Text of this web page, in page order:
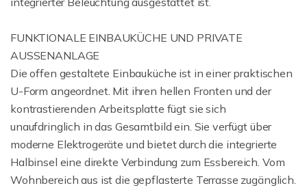
FUNKTIONALE EINBAUKÜCHE UND PRIVATE
AUSSENANLAGE
Die offen gestaltete Einbauküche ist in einer praktischen
U-Form angeordnet. Mit ihren hellen Fronten und der
kontrastierenden Arbeitsplatte fügt sie sich
unaufdringlich in das Gesamtbild ein. Sie verfügt über
moderne Elektrogeräte und bietet durch die integrierte
Halbinsel eine direkte Verbindung zum Essbereich. Vom
Wohnbereich aus ist die gepflasterte Terrasse zugänglich.